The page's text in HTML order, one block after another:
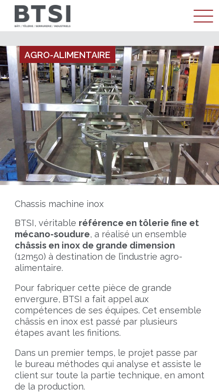
ENTREPRISE
MÉTIER
RÉALISATIONS
ACTUALITÉS
CONTACT
AGRO-ALIMENTAIRE
Chassis machine inox
BTSI, véritable référence en tôlerie fine et
mécano-soudure, a réalisé un ensemble
châssis en inox de grande dimension
(12m50) à destination de l’industrie agro-
alimentaire.
Pour fabriquer cette pièce de grande
envergure, BTSI a fait appel aux
compétences de ses équipes. Cet ensemble
châssis en inox est passé par plusieurs
étapes avant les finitions.
Dans un premier temps, le projet passe par
le bureau méthodes qui analyse et assiste le
client sur toute la partie technique, en amont
de la production.